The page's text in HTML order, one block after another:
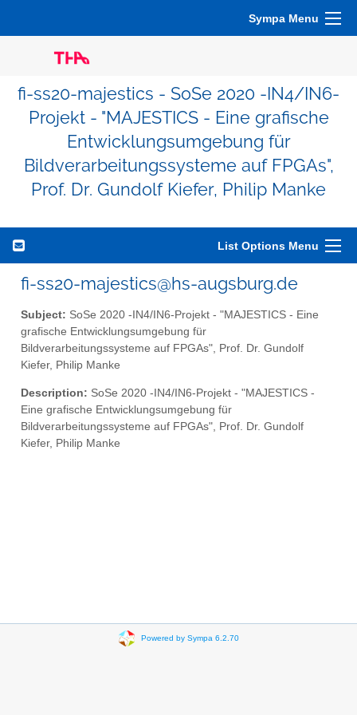
Sympa Menu
fi-ss20-majestics - SoSe 2020 -IN4/IN6-
Projekt - "MAJESTICS - Eine grafische
Entwicklungsumgebung für
Bildverarbeitungssysteme auf FPGAs",
Prof. Dr. Gundolf Kiefer, Philip Manke
List Options Menu
fi-ss20-majestics@hs-augsburg.de
Subject: SoSe 2020 -IN4/IN6-Projekt - "MAJESTICS - Eine
grafische Entwicklungsumgebung für
Bildverarbeitungssysteme auf FPGAs", Prof. Dr. Gundolf
Kiefer, Philip Manke
Description: SoSe 2020 -IN4/IN6-Projekt - "MAJESTICS -
Eine grafische Entwicklungsumgebung für
Bildverarbeitungssysteme auf FPGAs", Prof. Dr. Gundolf
Kiefer, Philip Manke
Powered by Sympa 6.2.70